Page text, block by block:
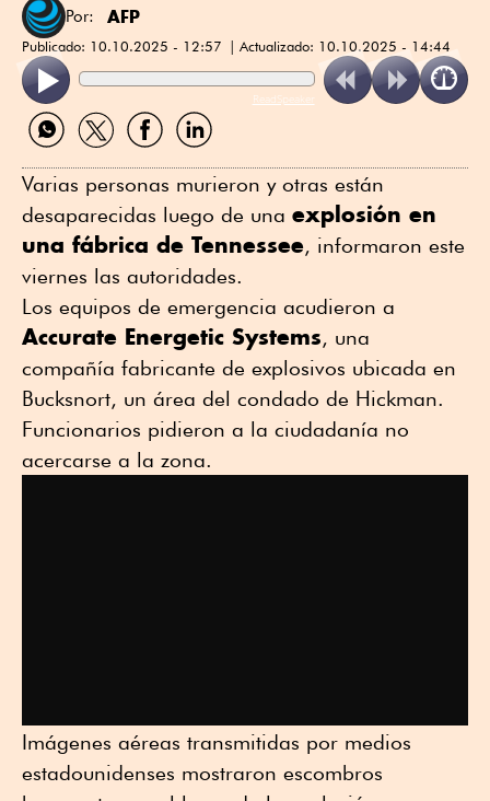
Por: AFP
Publicado: 10.10.2025 - 12:57 Actualizado: 10.10.2025 - 14:44
ReadSpeaker
Compartir
por
Compartir
por
Compartir
por
Compartir
por
Varias personas murieron y otras están
desaparecidas luego de una explosión en
una fábrica de Tennessee, informaron este
viernes las autoridades.
Los equipos de emergencia acudieron a
Accurate Energetic Systems, una
compañía fabricante de explosivos ubicada en
Bucksnort, un área del condado de Hickman.
Funcionarios pidieron a la ciudadanía no
acercarse a la zona.
Imágenes aéreas transmitidas por medios
estadounidenses mostraron escombros